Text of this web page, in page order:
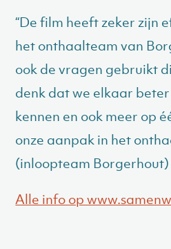
“De film heeft zeker zijn
het onthaalteam van
ook de vragen gebruikt
denk dat we elkaar
kennen en ook meer op
onze aanpak in het
(inloopteam Borgerhout)
Alle info op